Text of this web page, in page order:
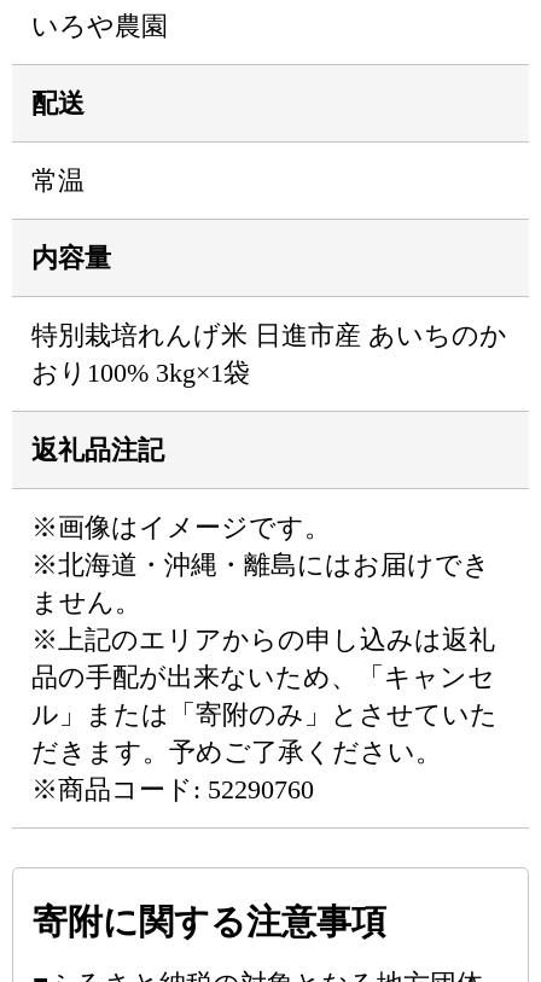
いろや農園
配送
常温
内容量
特別栽培れんげ米 日進市産 あいちのか
おり100% 3kg×1袋
返礼品注記
※画像はイメージです。
※北海道・沖縄・離島にはお届けでき
ません。
※上記のエリアからの申し込みは返礼
品の手配が出来ないため、「キャンセ
ル」または「寄附のみ」とさせていた
だきます。予めご了承ください。
※商品コード: 52290760
寄附に関する注意事項